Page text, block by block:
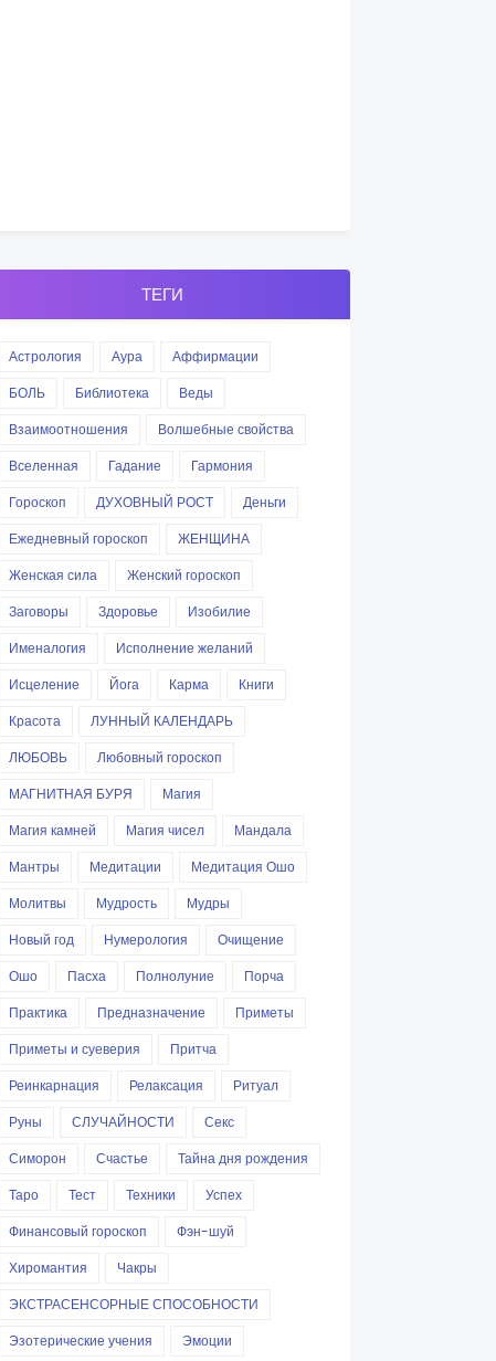
ТЕГИ
Астрология Аура
Аффирмации
БОЛЬ
Библиотека
Веды
Взаимоотношения
Волшебные свойства
Вселенная
Гадание
Гармония
Гороскоп
ДУХОВНЫЙ РОСТ
Деньги
Ежедневный гороскоп
ЖЕНЩИНА
Женская сила
Женский гороскоп
Заговоры
Здоровье
Изобилие
Именалогия
Исполнение желаний
Исцеление
Йога Карма
Книги
Красота
ЛУННЫЙ КАЛЕНДАРЬ
ЛЮБОВЬ
Любовный гороскоп
МАГНИТНАЯ БУРЯ
Магия
Магия камней
Магия чисел
Мандала
Мантры
Медитации
Медитация Ошо
Молитвы
Мудрость
Мудры
Новый год
Нумерология
Очищение
Ошо
Пасха Полнолуние
Порча
Практика
Предназначение
Приметы
Приметы и суеверия
Притча
Реинкарнация
Релаксация
Ритуал
Руны
СЛУЧАЙНОСТИ
Секс
Симорон
Счастье
Тайна дня рождения
Таро
Тест Техники
Успех
Финансовый гороскоп
Фэн-шуй
Хиромантия
Чакры
ЭКСТРАСЕНСОРНЫЕ СПОСОБНОСТИ
Эзотерические учения
Эмоции